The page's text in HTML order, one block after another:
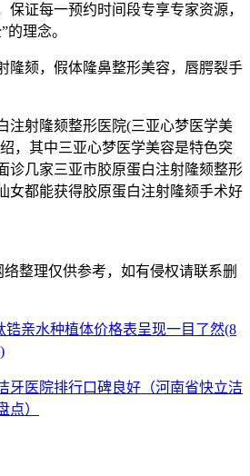
保证每一预约时间段专享专家资源，
理念。
隆颏，假体隆鼻整形美容，唇腭裂手
注射隆颏整形医院(三亚心梦医学美
，其中三亚心梦医学美容是特色突
诊几家三亚市胶原蛋白注射隆颏整形
女都能获得胶原蛋白注射隆颏手术好
整理仅供参考，如有侵权请联系删
锆亲水种植体价格表呈现一目了然(8
牙医院排行口碑良好（河南省快立洁
点）